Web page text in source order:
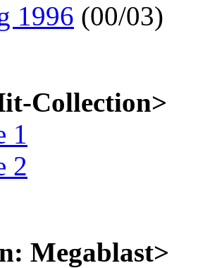
1996 (00/03)
Collection>
1
2
Megablast>